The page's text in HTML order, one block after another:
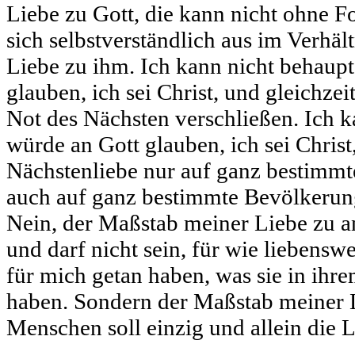
Liebe zu Gott, die kann nicht ohne
sich selbstverständlich aus im
Liebe zu ihm. Ich kann nicht
glauben, ich sei Christ, und
Not des Nächsten verschließen. Ich
würde an Gott glauben, ich sei
Nächstenliebe nur auf ganz
auch auf ganz bestimmte
Nein, der Maßstab meiner Liebe zu
und darf nicht sein, für wie
für mich getan haben, was sie in
haben. Sondern der Maßstab meiner
Menschen soll einzig und allein die